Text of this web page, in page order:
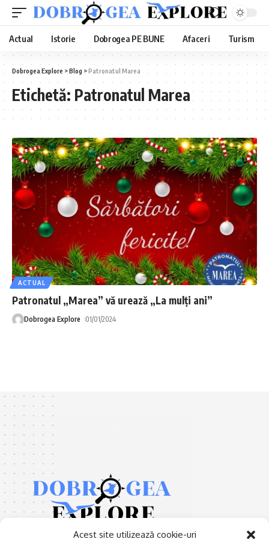
Acest site utilizează cookie-uri
Actual Istorie Dobrogea PE BUNE Afaceri Turism
Dobrogea Explore >Blog >Patronatul Marea
Etichetă: Patronatul Marea
ACTUAL
Patronatul „Marea” vă urează „La mulți ani”
Dobrogea Explore 01/01/2024